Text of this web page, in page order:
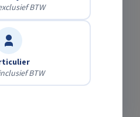
BTW
BTW